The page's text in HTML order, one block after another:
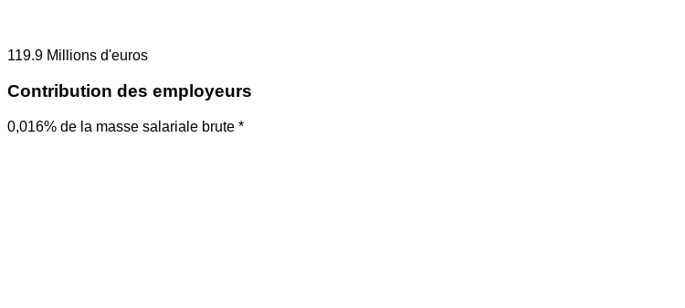
119.9 Millions d'euros
Contribution des employeurs
0,016% de la masse salariale brute *